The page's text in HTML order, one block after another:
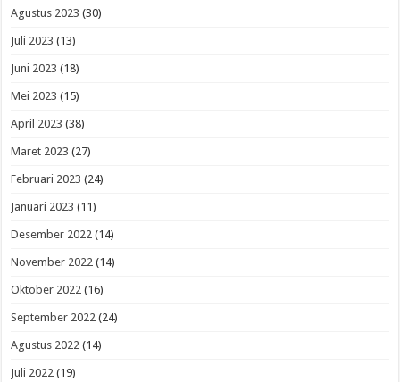
Agustus 2023 (30)
Juli 2023 (13)
Juni 2023 (18)
Mei 2023 (15)
April 2023 (38)
Maret 2023 (27)
Februari 2023 (24)
Januari 2023 (11)
Desember 2022 (14)
November 2022 (14)
Oktober 2022 (16)
September 2022 (24)
Agustus 2022 (14)
Juli 2022 (19)